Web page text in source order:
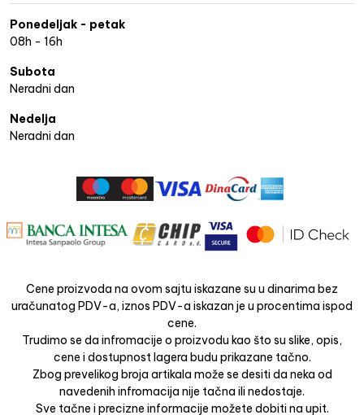
Ponedeljak - petak
08h - 16h
Subota
Neradni dan
Nedelja
Neradni dan
Cene proizvoda na ovom sajtu iskazane su u dinarima bez
uračunatog PDV-a, iznos PDV-a iskazan je u procentima ispod
cene.
Trudimo se da infromacije o proizvodu kao što su slike, opis,
cene i dostupnost lagera budu prikazane tačno.
Zbog prevelikog broja artikala može se desiti da neka od
navedenih infromacija nije tačna ili nedostaje.
Sve tačne i precizne informacije možete dobiti na upit.